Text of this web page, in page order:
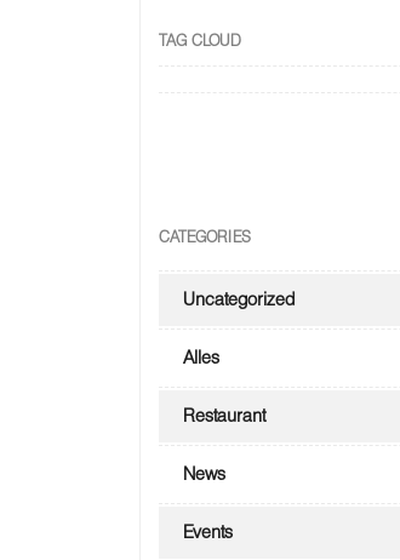
TAG CLOUD
CATEGORIES
Uncategorized
Alles
Restaurant
News
Events